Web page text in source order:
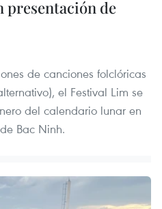
presentación de
de canciones folclóricas
el Festival Lim se
del calendario lunar en
Bac Ninh.